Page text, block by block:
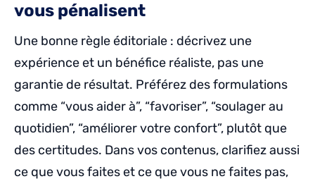
vous pénalisent
Une bonne règle éditoriale : décrivez une
expérience et un bénéfice réaliste, pas une
garantie de résultat. Préférez des formulations
comme “vous aider à”, “favoriser”, “soulager au
quotidien”, “améliorer votre confort”, plutôt que
des certitudes. Dans vos contenus, clarifiez aussi
ce que vous faites et ce que vous ne faites pas,